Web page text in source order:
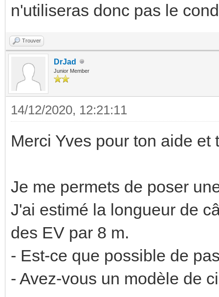
n'utiliseras donc pas le
Trouver
DrJad
Junior Member
14/12/2020, 12:21:11
Merci Yves pour ton aide et
Je me permets de poser
J'ai estimé la longueur de
des EV par 8 m.
- Est-ce que possible de
- Avez-vous un modèle de